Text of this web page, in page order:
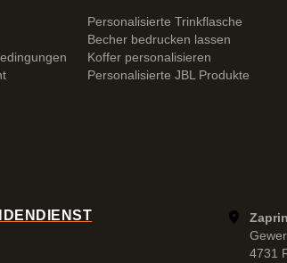
Personalisierte Trinkflasche
Becher bedrucken lassen
Koffer personalisieren
Personalisierte JBL Produkte
4731